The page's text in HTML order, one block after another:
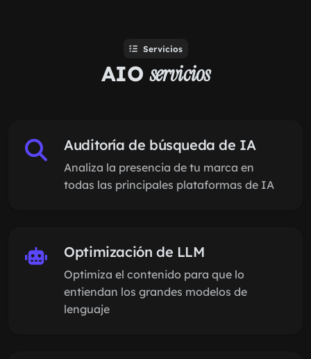
Servicios
AIOservicios
Auditoría de búsqueda de IA
Analiza la presencia de tu marca en
todas las principales plataformas de IA
Optimización de LLM
Optimiza el contenido para que lo
entiendan los grandes modelos de
lenguaje